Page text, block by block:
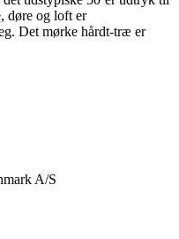
døre og loft er
Det mørke hårdt-træ er
A/S